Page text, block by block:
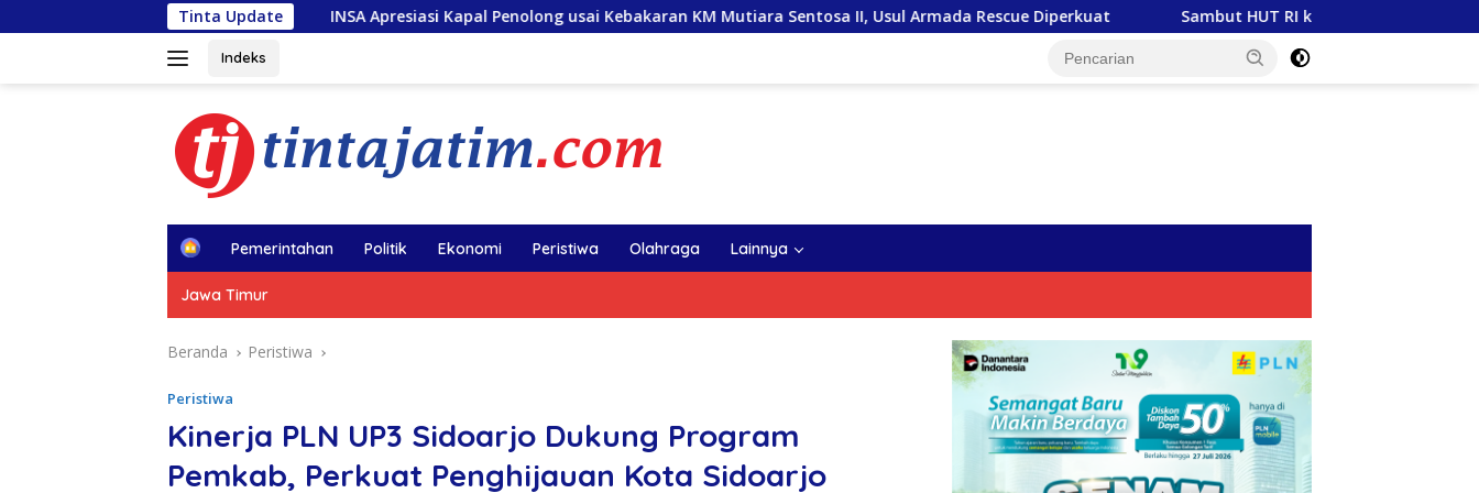
ke
Tinta Update
INSA Apresiasi Kapal Penolong usai Kebakaran KM Mutiara Sentosa II, Usul Armada Rescue Diperkuat Sambut HUT RI ke-81, PLN Tebar Energi Kebaikan dari
Indeks
H
e
Pemerintahan Politik Ekonomi Peristiwa Olahraga Lainnya
Jawa Timur
Beranda Peristiwa
Peristiwa
Kinerja PLN UP3 Sidoarjo Dukung Program
Pemkab, Perkuat Penghijauan Kota Sidoarjo